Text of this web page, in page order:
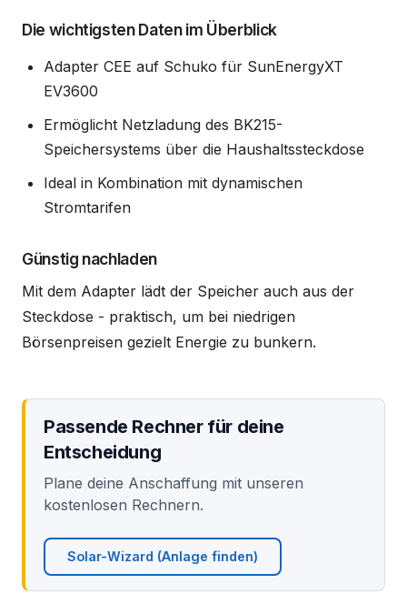
Die wichtigsten Daten im Überblick
Adapter CEE auf Schuko für SunEnergyXT
EV3600
Ermöglicht Netzladung des BK215-
Speichersystems über die Haushaltssteckdose
Ideal in Kombination mit dynamischen
Stromtarifen
Günstig nachladen
Mit dem Adapter lädt der Speicher auch aus der
Steckdose - praktisch, um bei niedrigen
Börsenpreisen gezielt Energie zu bunkern.
Passende Rechner für deine
Entscheidung
Plane deine Anschaffung mit unseren
kostenlosen Rechnern.
Solar-Wizard (Anlage finden)